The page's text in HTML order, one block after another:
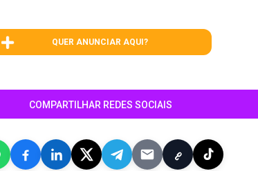
QUER ANUNCIAR AQUI?
COMPARTILHAR REDES SOCIAIS